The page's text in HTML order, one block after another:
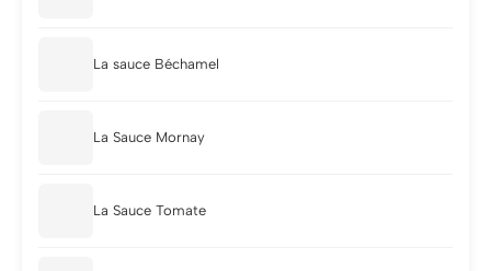
La sauce Béchamel
La Sauce Mornay
La Sauce Tomate